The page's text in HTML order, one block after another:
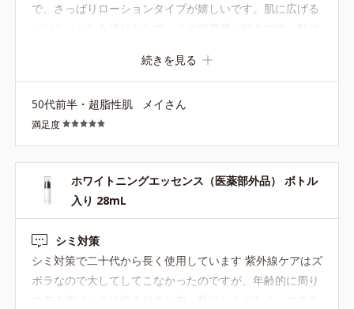
で、さっぱりローションタイプが嬉しいです。肌に広げる
とツルッとした感じがして、その使用感が好きです。私に
続きを見る
50代前半・超脂性肌 メイさん
満足度
ホワイトニングエッセンス（医薬部外品） ボトル
入り 28mL
シミ対策
シミ対策で二十代から長く使用しています 紫外線ケアはズ
ボラなので大してしてこなかったのですが、年齢的に周り
の友人達はシミに悩み始めた中、私はシミがなく、エステ